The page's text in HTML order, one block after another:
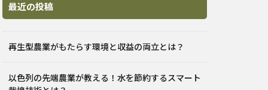
最近の投稿
再生型農業がもたらす環境と収益の両立とは？
以色列の先端農業が教える！水を節約するスマート